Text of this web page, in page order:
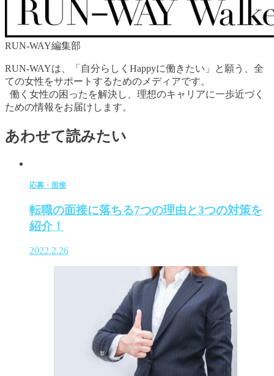
RUN-WAY編集部
RUN-WAYは、「自分らしくHappyに働きたい」と願う、全
ての女性をサポートするためのメディアです。
働く女性の困ったを解決し、理想のキャリアに一歩近づく
ための情報をお届けします。
あわせて読みたい
応募・面接
転職の面接に落ちる7つの理由と3つの対策を
紹介！
2022.2.26